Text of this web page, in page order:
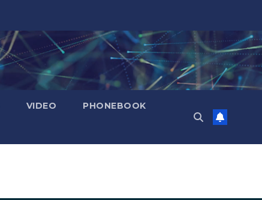
VIDEO PHONEBOOK